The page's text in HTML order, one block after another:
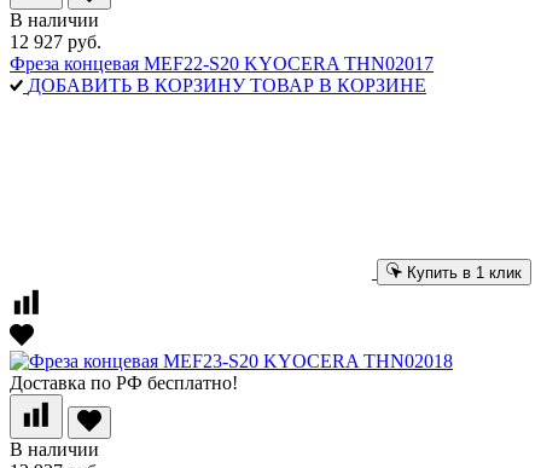
В наличии
12 927 руб.
Фреза концевая MEF22-S20 KYOCERA THN02017
ДОБАВИТЬ В КОРЗИНУ ТОВАР В КОРЗИНЕ
Купить в 1 клик
Доставка по РФ бесплатно!
В наличии